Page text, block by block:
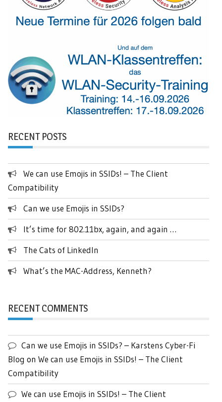
RECENT POSTS
We can use Emojis in SSIDs! – The Client
Compatibility
Can we use Emojis in SSIDs?
It’s time for 802.11bx, again, and again …
The Cats of LinkedIn
What’s the MAC-Address, Kenneth?
RECENT COMMENTS
Can we use Emojis in SSIDs? – Karstens Cyber-Fi
Blog on We can use Emojis in SSIDs! – The Client
Compatibility
We can use Emojis in SSIDs! – The Client